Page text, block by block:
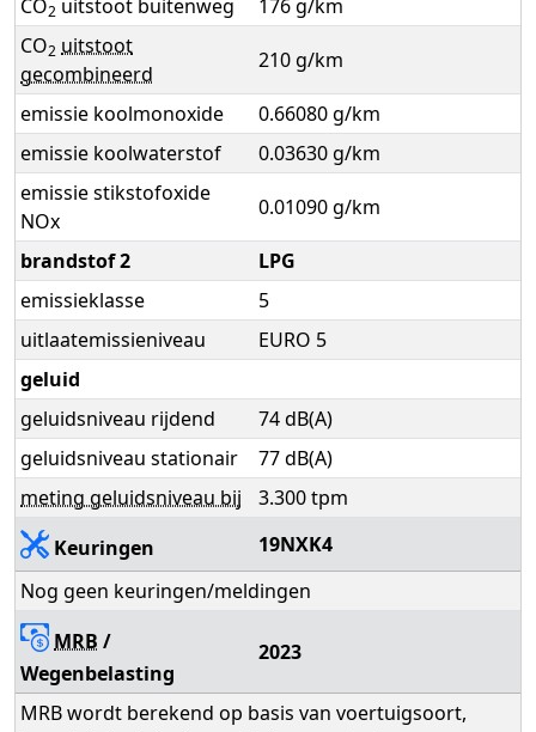
CO2 uitstoot buitenweg
176 g/km
CO2 uitstoot
gecombineerd
210 g/km
emissie koolmonoxide
0.66080 g/km
emissie koolwaterstof
0.03630 g/km
emissie stikstofoxide
NOx
0.01090 g/km
brandstof 2
LPG
emissieklasse
5
uitlaatemissieniveau
EURO 5
geluid
geluidsniveau rijdend
74 dB(A)
geluidsniveau stationair
77 dB(A)
meting geluidsniveau bij
3.300 tpm
Keuringen
19NXK4
Nog geen keuringen/meldingen
MRB /
Wegenbelasting
2023
MRB wordt berekend op basis van voertuigsoort,